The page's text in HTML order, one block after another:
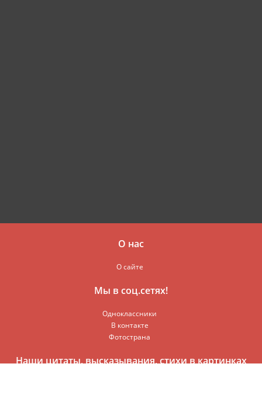
О нас
О сайте
Мы в соц.сетях!
Одноклассники
В контакте
Фотострана
Наши цитаты, высказывания, стихи в картинках